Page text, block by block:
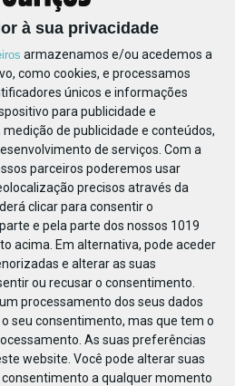
à sua privacidade
armazenamos e/ou acedemos a
como cookies, e processamos
únicos e informações
para publicidade e
de publicidade e conteúdos,
de serviços. Com a
parceiros poderemos usar
precisos através da
clicar para consentir o
e pela parte dos nossos 1019
acima. Em alternativa, pode aceder
e alterar as suas
ou recusar o consentimento.
processamento dos seus dados
seu consentimento, mas que tem o
As suas preferências
website. Você pode alterar suas
a qualquer momento
MAI 02